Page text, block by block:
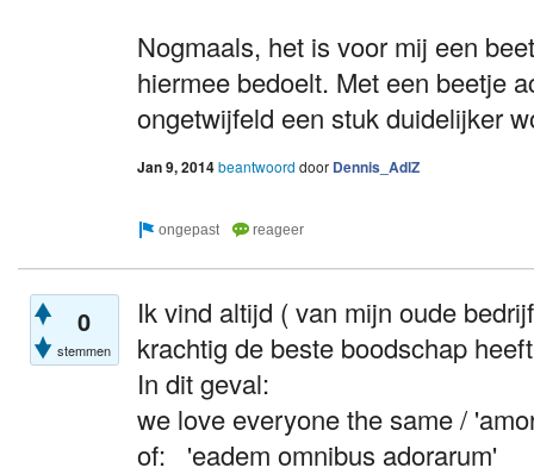
Nogmaals, het is voor mij een
hiermee bedoelt. Met een beetje
ongetwijfeld een stuk duidelijker
Jan 9, 2014beantwoord door Dennis_AdlZ
0
stemmen
Ik vind altijd ( van mijn oude
krachtig de beste boodschap
In dit geval:
we love everyone the same /
of: 'eadem omnibus adorarum'